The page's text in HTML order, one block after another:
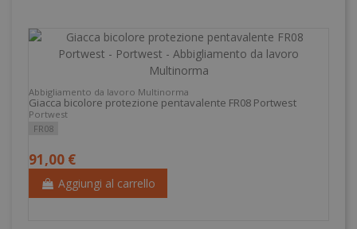
Abbigliamento da lavoro Multinorma
Giacca bicolore protezione pentavalente FR08 Portwest
Portwest
FR08
91,00 €
Aggiungi al carrello